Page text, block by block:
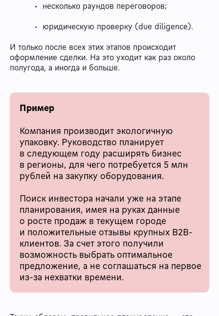
несколько раундов переговоров;
юридическую проверку (due diligence).
И только после всех этих этапов происходит
оформление сделки. На это уходит как раз около
полугода, а иногда и больше.
Пример
Компания производит экологичную
упаковку. Руководство планирует
в следующем году расширять бизнес
в регионы, для чего потребуется 5 млн
рублей на закупку оборудования.
Поиск инвестора начали уже на этапе
планирования, имея на руках данные
о росте продаж в текущем городе
и положительные отзывы крупных B2B-
клиентов. За счет этого получили
возможность выбрать оптимальное
предложение, а не соглашаться на первое
из-за нехватки времени.